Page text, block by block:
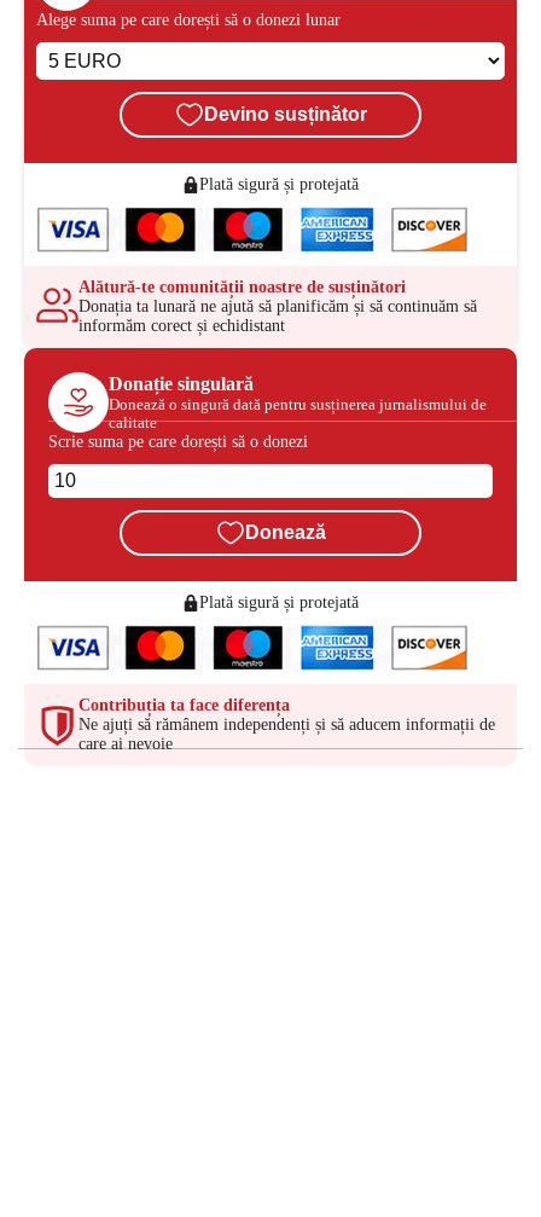
Alege suma pe care dorești să o donezi lunar
Devino susținător
Plată sigură și protejată
Alătură-te comunității noastre de susținători
Donația ta lunară ne ajută să planificăm și să continuăm să
informăm corect și echidistant
Donație singulară
Donează o singură dată pentru susținerea jurnalismului de
calitate
Scrie suma pe care dorești să o donezi
Donează
Plată sigură și protejată
Contribuția ta face diferența
Ne ajuți să rămânem independenți și să aducem informații de
care ai nevoie